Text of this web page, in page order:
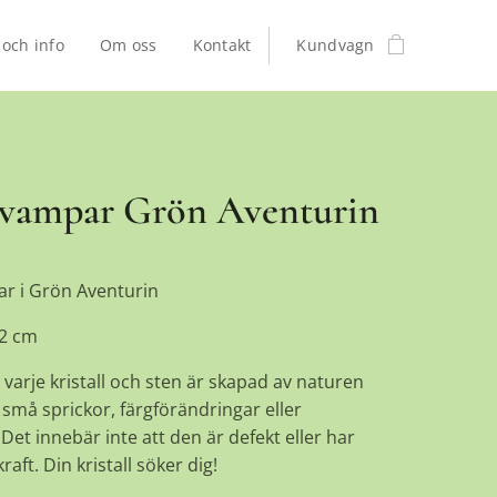
och info Om oss Kontakt Kundvagn
Grön Aventurin
i Grön Aventurin
cm
kristall och sten är skapad av naturen
små sprickor, färgförändringar eller
innebär inte att den är defekt eller har
Din kristall söker dig!